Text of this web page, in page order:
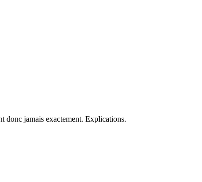
donc jamais exactement. Explications.